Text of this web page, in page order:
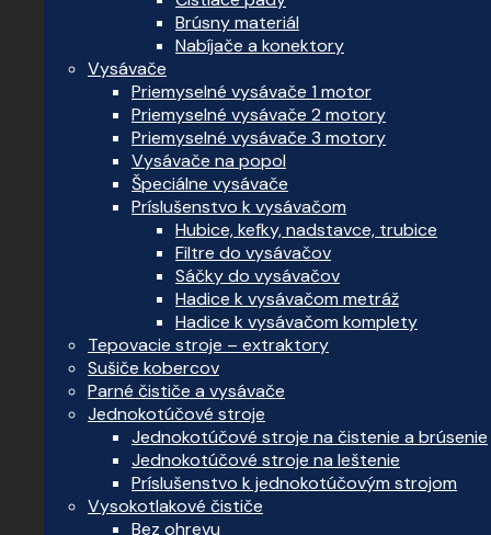
Brúsny materiál
Nabíjače a konektory
Vysávače
Priemyselné vysávače 1 motor
Priemyselné vysávače 2 motory
Priemyselné vysávače 3 motory
Vysávače na popol
Špeciálne vysávače
Príslušenstvo k vysávačom
Hubice, kefky, nadstavce, trubice
Filtre do vysávačov
Sáčky do vysávačov
Hadice k vysávačom metráž
Hadice k vysávačom komplety
Tepovacie stroje – extraktory
Sušiče kobercov
Parné čističe a vysávače
Jednokotúčové stroje
Jednokotúčové stroje na čistenie a brúsenie
Jednokotúčové stroje na leštenie
Príslušenstvo k jednokotúčovým strojom
Vysokotlakové čističe
Bez ohrevu